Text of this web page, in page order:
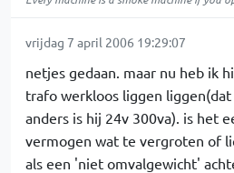
vrijdag 7 april 2006 19:29:07
netjes gedaan. maar nu heb ik
trafo werkloos liggen
anders is hij 24v 300va). is het
vermogen wat te vergroten of
als een 'niet omvalgewicht'